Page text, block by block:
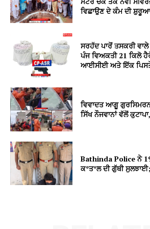
ਵਿਛਾਉਣ ਦੇ ਕੰਮ ਦੀ
ਸਰਹੱਦ ਪਾਰੋਂ ਤਸਕਰੀ
ਪੰਜ ਵਿਅਕਤੀ 21 ਕਿਲੋ
ਆਈਸੀਈ ਅਤੇ ਇੱਕ
ਵਿਵਾਦਤ ਆਗੂ
ਸਿੱਖ ਨੌਜਵਾਨਾਂ ਵੱਲੋਂ
Bathinda Police ਨੇ
ਕ*ਤ*ਲ ਦੀ ਗੁੱਥੀ